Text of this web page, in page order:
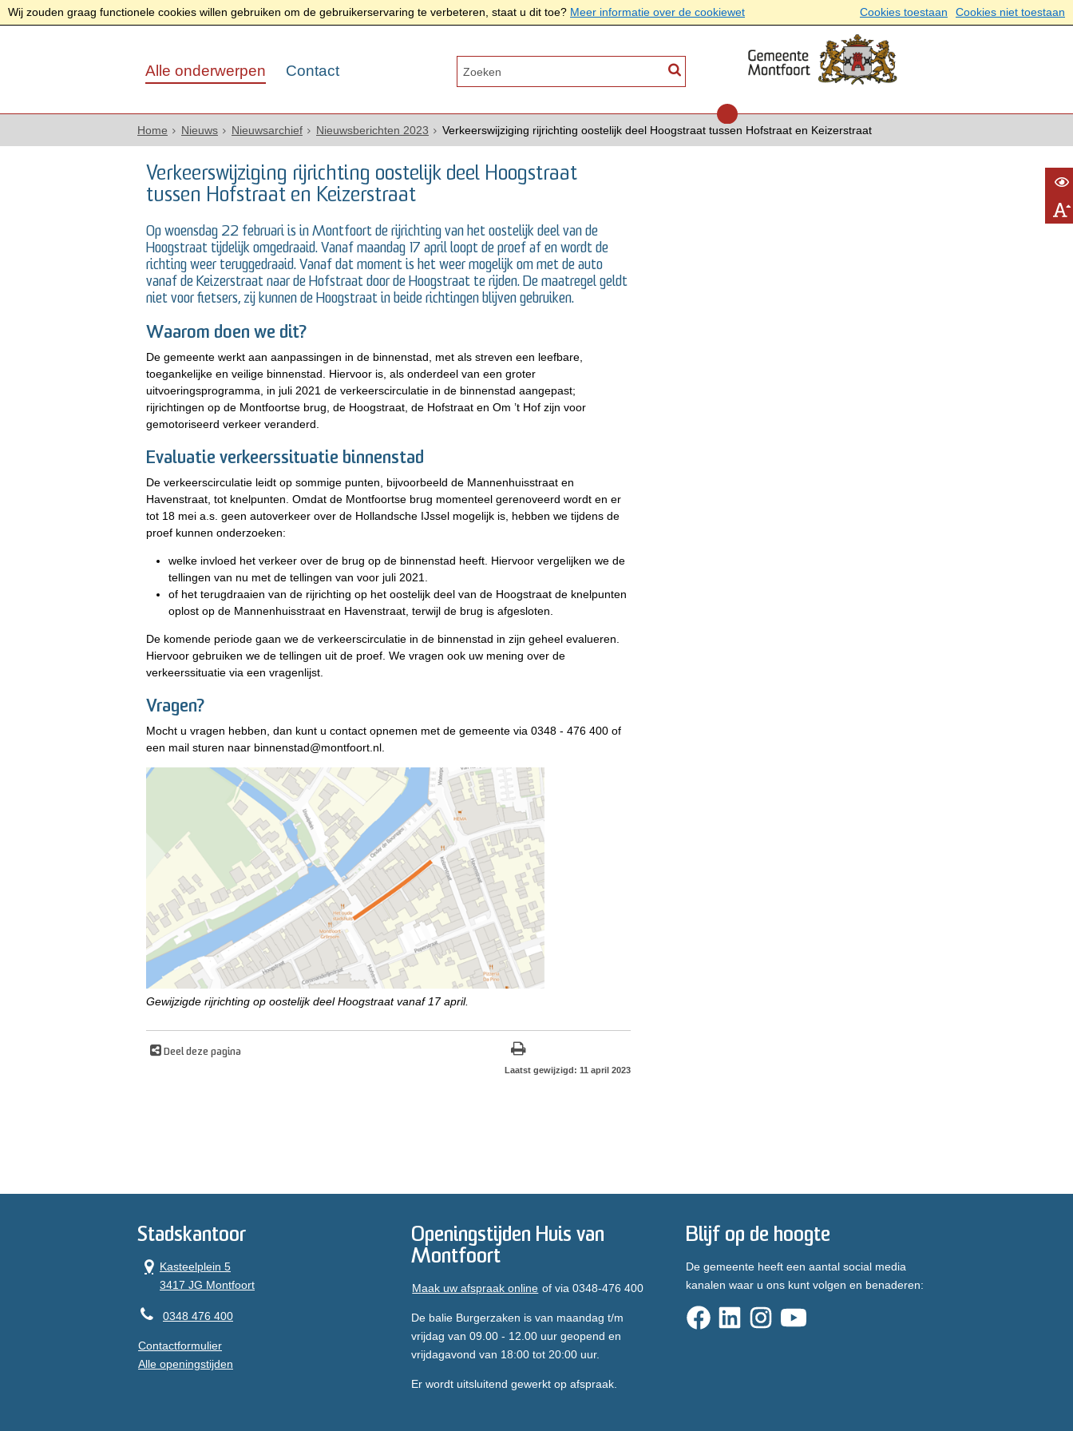
Wij zouden graag functionele cookies willen gebruiken om de gebruikerservaring te verbeteren, staat u dit toe? Meer informatie over de cookiewet Cookies toestaan Cookies niet toestaan
Alle onderwerpen Contact
Home Nieuws Nieuwsarchief Nieuwsberichten 2023 Verkeerswijziging rijrichting oostelijk deel Hoogstraat tussen Hofstraat en Keizerstraat
Verkeerswijziging rijrichting oostelijk deel Hoogstraat
tussen Hofstraat en Keizerstraat
Op woensdag 22 februari is in Montfoort de rijrichting van het oostelijk deel van de
Hoogstraat tijdelijk omgedraaid. Vanaf maandag 17 april loopt de proef af en wordt de
richting weer teruggedraaid. Vanaf dat moment is het weer mogelijk om met de auto
vanaf de Keizerstraat naar de Hofstraat door de Hoogstraat te rijden. De maatregel geldt
niet voor fietsers, zij kunnen de Hoogstraat in beide richtingen blijven gebruiken.
Waarom doen we dit?
De gemeente werkt aan aanpassingen in de binnenstad, met als streven een leefbare,
toegankelijke en veilige binnenstad. Hiervoor is, als onderdeel van een groter
uitvoeringsprogramma, in juli 2021 de verkeerscirculatie in de binnenstad aangepast;
rijrichtingen op de Montfoortse brug, de Hoogstraat, de Hofstraat en Om ’t Hof zijn voor
gemotoriseerd verkeer veranderd.
Evaluatie verkeerssituatie binnenstad
De verkeerscirculatie leidt op sommige punten, bijvoorbeeld de Mannenhuisstraat en
Havenstraat, tot knelpunten. Omdat de Montfoortse brug momenteel gerenoveerd wordt en er
tot 18 mei a.s. geen autoverkeer over de Hollandsche IJssel mogelijk is, hebben we tijdens de
proef kunnen onderzoeken:
welke invloed het verkeer over de brug op de binnenstad heeft. Hiervoor vergelijken we de
tellingen van nu met de tellingen van voor juli 2021.
of het terugdraaien van de rijrichting op het oostelijk deel van de Hoogstraat de knelpunten
oplost op de Mannenhuisstraat en Havenstraat, terwijl de brug is afgesloten.
De komende periode gaan we de verkeerscirculatie in de binnenstad in zijn geheel evalueren.
Hiervoor gebruiken we de tellingen uit de proef. We vragen ook uw mening over de
verkeerssituatie via een vragenlijst.
Vragen?
Mocht u vragen hebben, dan kunt u contact opnemen met de gemeente via 0348 - 476 400 of
een mail sturen naar binnenstad@montfoort.nl.
Gewijzigde rijrichting op oostelijk deel Hoogstraat vanaf 17 april.
Deel deze pagina
Laatst gewijzigd: 11 april 2023
Stadskantoor
Kasteelplein 5
3417 JG Montfoort
0348 476 400
Contactformulier
Alle openingstijden
Openingstijden Huis van
Montfoort
Maak uw afspraak online of via 0348-476 400
De balie Burgerzaken is van maandag t/m
vrijdag van 09.00 - 12.00 uur geopend en
vrijdagavond van 18:00 tot 20:00 uur.
Er wordt uitsluitend gewerkt op afspraak.
Blijf op de hoogte
De gemeente heeft een aantal social media
kanalen waar u ons kunt volgen en benaderen: